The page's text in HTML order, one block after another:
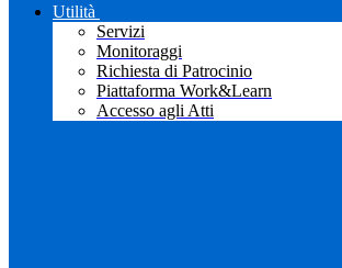
Utilità
Servizi
Monitoraggi
Richiesta di Patrocinio
Piattaforma Work&Learn
Accesso agli Atti